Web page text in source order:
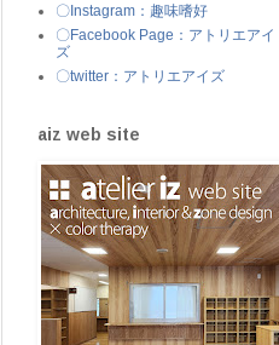
〇Instagram：趣味嗜好
〇Facebook Page：アトリエアイ
ズ
〇twitter：アトリエアイズ
aiz web site